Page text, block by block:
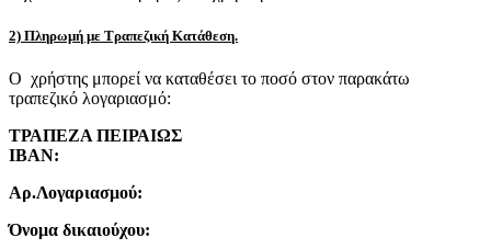
2) Πληρωμή με Τραπεζική Κατάθεση.
Ο χρήστης μπορεί να καταθέσει το ποσό στον παρακάτω
τραπεζικό λογαριασμό:
ΤΡΑΠΕΖΑ ΠΕΙΡΑΙΩΣ
IBAN:
Αρ.Λογαριασμού:
Όνομα δικαιούχου: